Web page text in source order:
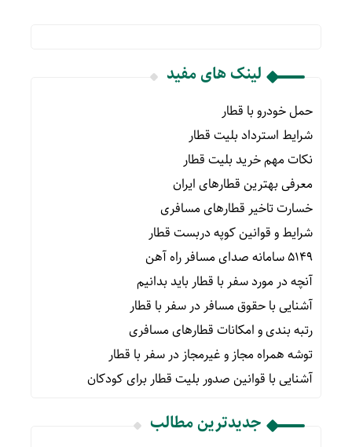
لینک های مفید
حمل خودرو با قطار
شرایط استرداد بلیت قطار
نکات مهم خرید بلیت قطار
معرفی بهترین قطارهای ایران
خسارت تاخیر قطارهای مسافری
شرایط و قوانین کوپه دربست قطار
۵۱۴۹ سامانه صدای مسافر راه آهن
آنچه در مورد سفر با قطار باید بدانیم
آشنایی با حقوق مسافر در سفر با قطار
رتبه بندی و امکانات قطارهای مسافری
توشه همراه مجاز و غیرمجاز در سفر با قطار
آشنایی با قوانین صدور بلیت قطار برای کودکان
جدیدترین مطالب